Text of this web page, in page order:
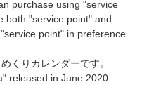
purchase using "service
both "service point" and
point" in preference.
くりカレンダーです。
released in June 2020.